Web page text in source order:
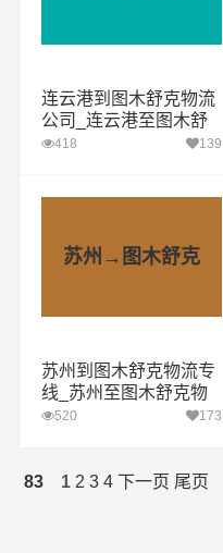
连云港到图木舒克物流
公司_连云港至图木舒
克物流专线
418 139
苏州→图木舒克
苏州到图木舒克物流专
线_苏州至图木舒克物
流公司
520 173
83 1 2 3 4 下一页 尾页